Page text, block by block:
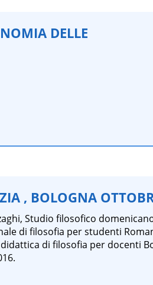
DELLE
, BOLOGNA
Studio filosofico
di filosofia per studenti
di filosofia per docenti